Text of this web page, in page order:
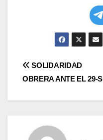
Navegación
SOLIDARIDAD
OBRERA ANTE EL 29-S